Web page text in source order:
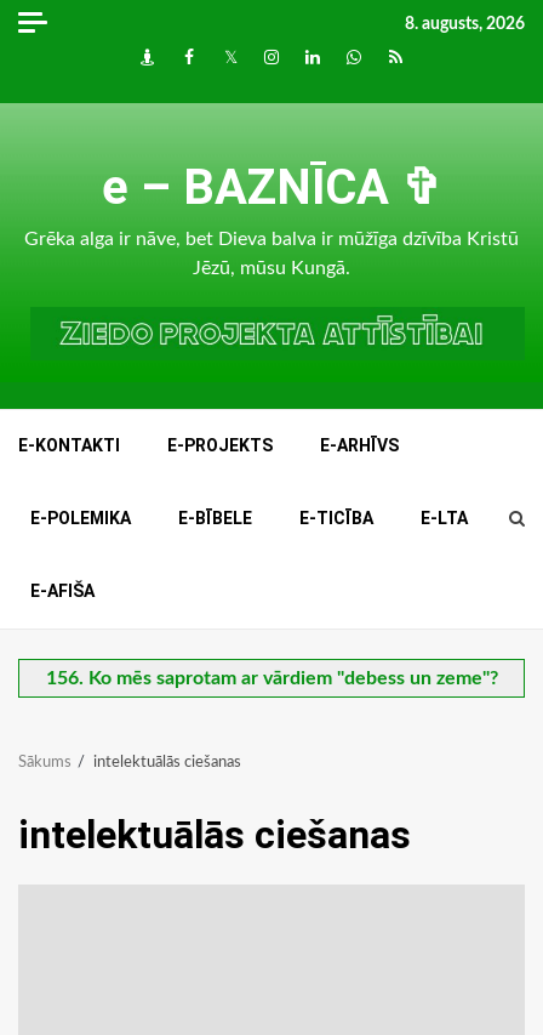
Skip
8. augusts, 2026
DraugiemFacebook
TwitterInstagram
LinkedInwhatsapp
RSS
e – BAZNĪCA ✞
Grēka alga ir nāve, bet Dieva balva ir mūžīga dzīvība Kristū
Jēzū, mūsu Kungā.
E-KONTAKTI E-PROJEKTS E-ARHĪVS
E-POLEMIKA E-BĪBELE E-TICĪBA E-LTA
E-AFIŠA
156. Ko mēs saprotam ar vārdiem "debess un zeme"?
Sākums intelektuālās ciešanas
intelektuālās ciešanas